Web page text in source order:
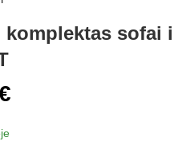
komplektas sofai